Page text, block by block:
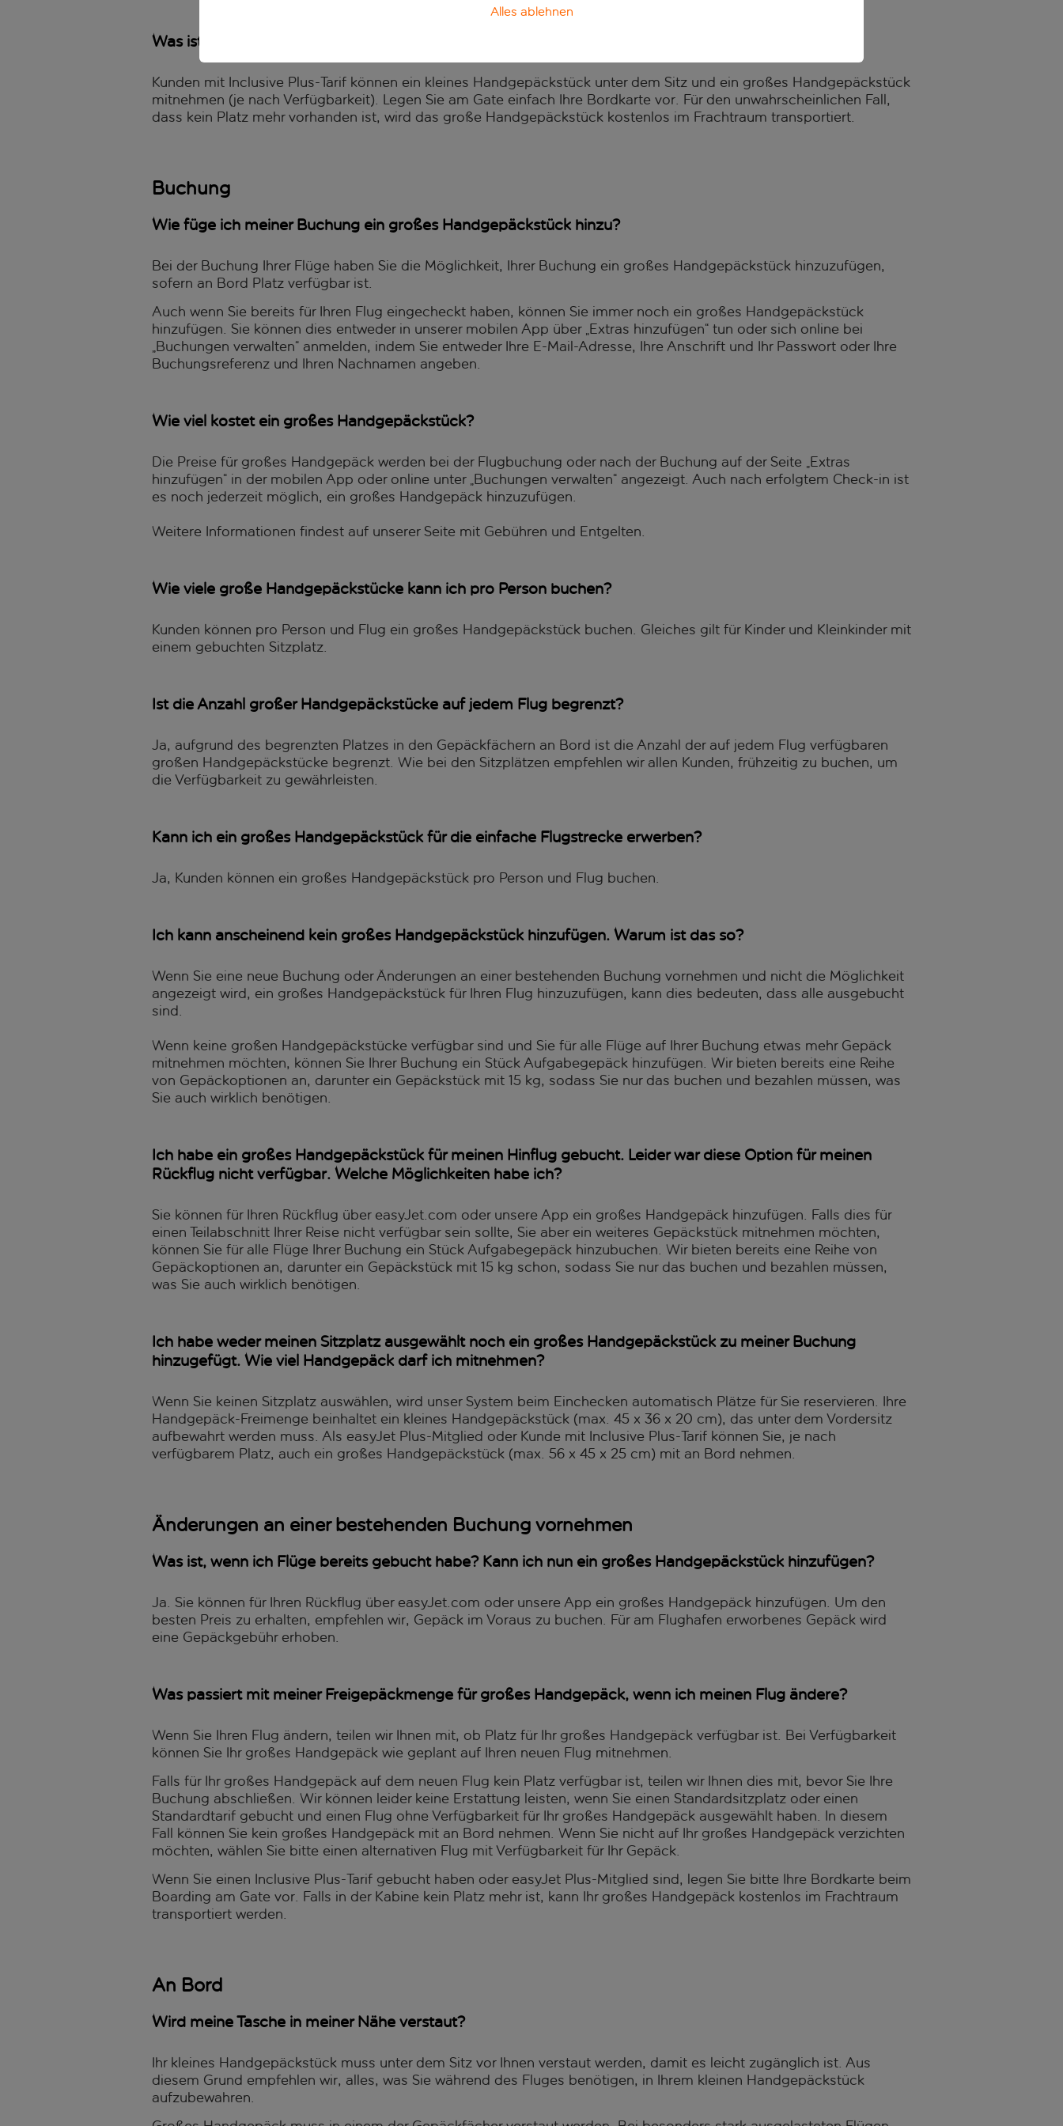
Was ist meine Handgepäck-Freimenge als Inhaber eines Inclusive Plus-Tarifs?
Kunden mit Inclusive Plus-Tarif können ein kleines Handgepäckstück unter dem Sitz und ein großes Handgepäckstück
mitnehmen (je nach Verfügbarkeit). Legen Sie am Gate einfach Ihre Bordkarte vor. Für den unwahrscheinlichen Fall,
dass kein Platz mehr vorhanden ist, wird das große Handgepäckstück kostenlos im Frachtraum transportiert.
Buchung
Wie füge ich meiner Buchung ein großes Handgepäckstück hinzu?
Bei der Buchung Ihrer Flüge haben Sie die Möglichkeit, Ihrer Buchung ein großes Handgepäckstück hinzuzufügen,
sofern an Bord Platz verfügbar ist.
Auch wenn Sie bereits für Ihren Flug eingecheckt haben, können Sie immer noch ein großes Handgepäckstück
hinzufügen. Sie können dies entweder in unserer mobilen App über „Extras hinzufügen“ tun oder sich online bei
„Buchungen verwalten“ anmelden, indem Sie entweder Ihre E-Mail-Adresse, Ihre Anschrift und Ihr Passwort oder Ihre
Buchungsreferenz und Ihren Nachnamen angeben.
Wie viel kostet ein großes Handgepäckstück?
Die Preise für großes Handgepäck werden bei der Flugbuchung oder nach der Buchung auf der Seite „Extras
hinzufügen“ in der mobilen App oder online unter „Buchungen verwalten“ angezeigt. Auch nach erfolgtem Check-in ist
es noch jederzeit möglich, ein großes Handgepäck hinzuzufügen.
Weitere Informationen findest auf unserer Seite mit Gebühren und Entgelten.
Wie viele große Handgepäckstücke kann ich pro Person buchen?
Kunden können pro Person und Flug ein großes Handgepäckstück buchen. Gleiches gilt für Kinder und Kleinkinder mit
einem gebuchten Sitzplatz.
Ist die Anzahl großer Handgepäckstücke auf jedem Flug begrenzt?
Ja, aufgrund des begrenzten Platzes in den Gepäckfächern an Bord ist die Anzahl der auf jedem Flug verfügbaren
großen Handgepäckstücke begrenzt. Wie bei den Sitzplätzen empfehlen wir allen Kunden, frühzeitig zu buchen, um
die Verfügbarkeit zu gewährleisten.
Kann ich ein großes Handgepäckstück für die einfache Flugstrecke erwerben?
Ja, Kunden können ein großes Handgepäckstück pro Person und Flug buchen.
Ich kann anscheinend kein großes Handgepäckstück hinzufügen. Warum ist das so?
Wenn Sie eine neue Buchung oder Änderungen an einer bestehenden Buchung vornehmen und nicht die Möglichkeit
angezeigt wird, ein großes Handgepäckstück für Ihren Flug hinzuzufügen, kann dies bedeuten, dass alle ausgebucht
sind.
Wenn keine großen Handgepäckstücke verfügbar sind und Sie für alle Flüge auf Ihrer Buchung etwas mehr Gepäck
mitnehmen möchten, können Sie Ihrer Buchung ein Stück Aufgabegepäck hinzufügen. Wir bieten bereits eine Reihe
von Gepäckoptionen an, darunter ein Gepäckstück mit 15 kg, sodass Sie nur das buchen und bezahlen müssen, was
Sie auch wirklich benötigen.
Ich habe ein großes Handgepäckstück für meinen Hinflug gebucht. Leider war diese Option für meinen
Rückflug nicht verfügbar. Welche Möglichkeiten habe ich?
Sie können für Ihren Rückflug über easyJet.com oder unsere App ein großes Handgepäck hinzufügen. Falls dies für
einen Teilabschnitt Ihrer Reise nicht verfügbar sein sollte, Sie aber ein weiteres Gepäckstück mitnehmen möchten,
können Sie für alle Flüge Ihrer Buchung ein Stück Aufgabegepäck hinzubuchen. Wir bieten bereits eine Reihe von
Gepäckoptionen an, darunter ein Gepäckstück mit 15 kg schon, sodass Sie nur das buchen und bezahlen müssen,
was Sie auch wirklich benötigen.
Ich habe weder meinen Sitzplatz ausgewählt noch ein großes Handgepäckstück zu meiner Buchung
hinzugefügt. Wie viel Handgepäck darf ich mitnehmen?
Wenn Sie keinen Sitzplatz auswählen, wird unser System beim Einchecken automatisch Plätze für Sie reservieren. Ihre
Handgepäck-Freimenge beinhaltet ein kleines Handgepäckstück (max. 45 x 36 x 20 cm), das unter dem Vordersitz
aufbewahrt werden muss. Als easyJet Plus-Mitglied oder Kunde mit Inclusive Plus-Tarif können Sie, je nach
verfügbarem Platz, auch ein großes Handgepäckstück (max. 56 x 45 x 25 cm) mit an Bord nehmen.
Änderungen an einer bestehenden Buchung vornehmen
Was ist, wenn ich Flüge bereits gebucht habe? Kann ich nun ein großes Handgepäckstück hinzufügen?
Ja. Sie können für Ihren Rückflug über easyJet.com oder unsere App ein großes Handgepäck hinzufügen. Um den
besten Preis zu erhalten, empfehlen wir, Gepäck im Voraus zu buchen. Für am Flughafen erworbenes Gepäck wird
eine Gepäckgebühr erhoben.
Was passiert mit meiner Freigepäckmenge für großes Handgepäck, wenn ich meinen Flug ändere?
Wenn Sie Ihren Flug ändern, teilen wir Ihnen mit, ob Platz für Ihr großes Handgepäck verfügbar ist. Bei Verfügbarkeit
können Sie Ihr großes Handgepäck wie geplant auf Ihren neuen Flug mitnehmen.
Falls für Ihr großes Handgepäck auf dem neuen Flug kein Platz verfügbar ist, teilen wir Ihnen dies mit, bevor Sie Ihre
Buchung abschließen. Wir können leider keine Erstattung leisten, wenn Sie einen Standardsitzplatz oder einen
Standardtarif gebucht und einen Flug ohne Verfügbarkeit für Ihr großes Handgepäck ausgewählt haben. In diesem
Fall können Sie kein großes Handgepäck mit an Bord nehmen. Wenn Sie nicht auf Ihr großes Handgepäck verzichten
möchten, wählen Sie bitte einen alternativen Flug mit Verfügbarkeit für Ihr Gepäck.
Wenn Sie einen Inclusive Plus-Tarif gebucht haben oder easyJet Plus-Mitglied sind, legen Sie bitte Ihre Bordkarte beim
Boarding am Gate vor. Falls in der Kabine kein Platz mehr ist, kann Ihr großes Handgepäck kostenlos im Frachtraum
transportiert werden.
An Bord
Wird meine Tasche in meiner Nähe verstaut?
Ihr kleines Handgepäckstück muss unter dem Sitz vor Ihnen verstaut werden, damit es leicht zugänglich ist. Aus
diesem Grund empfehlen wir, alles, was Sie während des Fluges benötigen, in Ihrem kleinen Handgepäckstück
aufzubewahren.
Alles ablehnen